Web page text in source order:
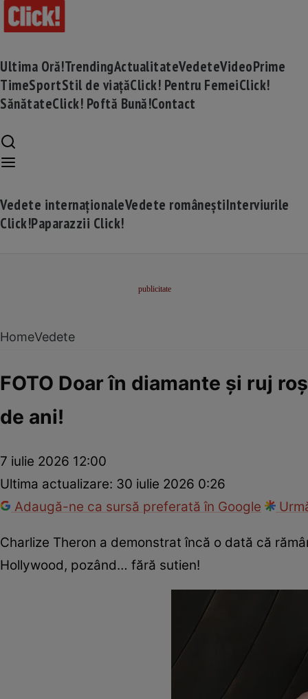
Ultima Oră!TrendingActualitateVedeteVideoPrime
TimeSportStil de viațăClick! Pentru FemeiClick!
SănătateClick! Poftă Bună!Contact
Vedete internaționaleVedete româneștiInterviurile
Click!Paparazzii Click!
HomeVedete
FOTO Doar în diamante și ruj
de ani!
7 iulie 2026 12:00
Ultima actualizare: 30 iulie 2026 0:26
Adaugă-ne ca sursă preferată în Google
Charlize Theron a demonstrat încă o dată că
Hollywood, pozând… fără sutien!